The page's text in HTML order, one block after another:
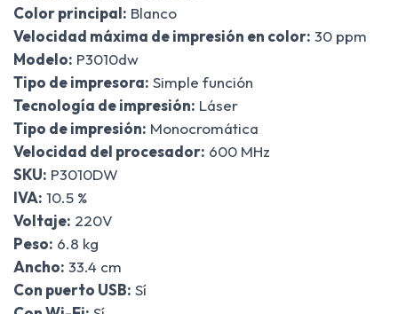
Color principal: Blanco
Velocidad máxima de impresión en color: 30 ppm
Modelo: P3010dw
Tipo de impresora: Simple función
Tecnología de impresión: Láser
Tipo de impresión: Monocromática
Velocidad del procesador: 600 MHz
SKU: P3010DW
IVA: 10.5 %
Voltaje: 220V
Peso: 6.8 kg
Ancho: 33.4 cm
Con puerto USB: Sí